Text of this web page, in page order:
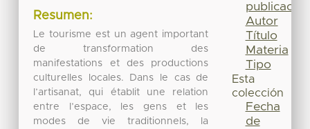
Resumen:
Le tourisme est un agent important
de transformation des
manifestations et des productions
culturelles locales. Dans le cas de
l’artisanat, qui établit une relation
entre l’espace, les gens et les
modes de vie traditionnels, la
publicación
Autor
Título
Materia
Tipo
Esta
colección
Fecha
de